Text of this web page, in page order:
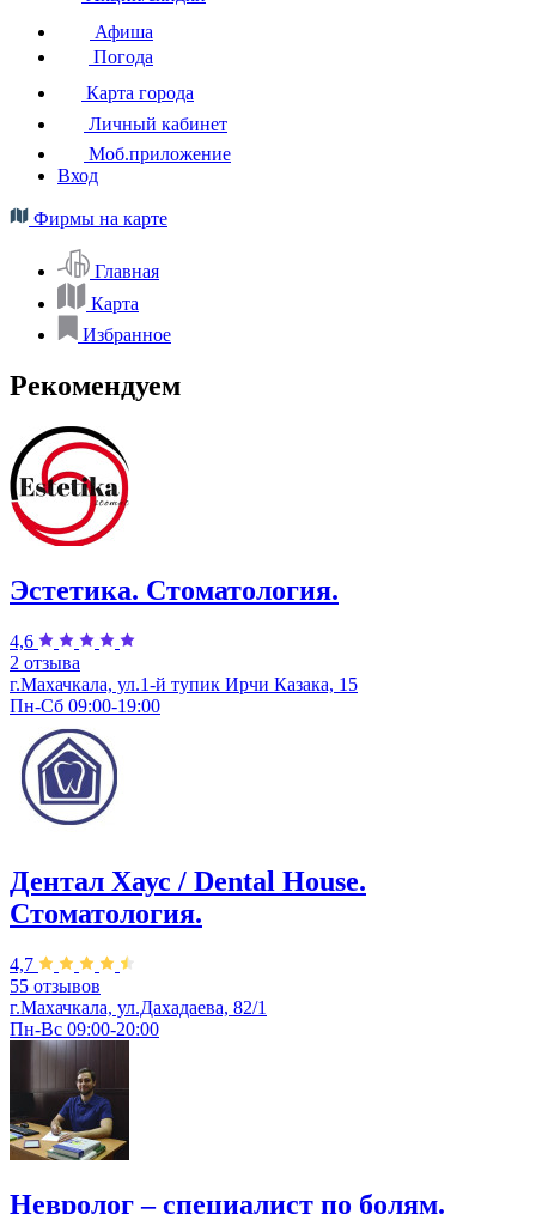
Афиша
Погода
Карта города
Личный кабинет
Моб.приложение
Вход
Фирмы на карте
Главная
Карта
Избранное
Рекомендуем
Эстетика. Стоматология.
4,6
2 отзыва
г.Махачкала, ул.1-й тупик Ирчи Казака, 15
Пн-Сб 09:00-19:00
Дентал Хаус / Dental House.
Стоматология.
4,7
55 отзывов
г.Махачкала, ул.Дахадаева, 82/1
Пн-Вс 09:00-20:00
Невролог – специалист по болям.